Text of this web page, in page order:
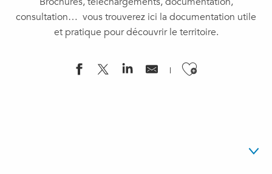
consultation… vous trouverez ici la documentation utile
et pratique pour découvrir le territoire.
Ajouter